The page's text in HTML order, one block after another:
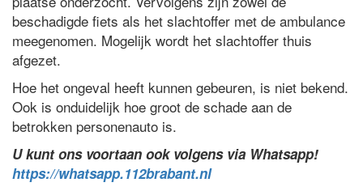
beschadigde fiets als het slachtoffer met de ambulance
meegenomen. Mogelijk wordt het slachtoffer thuis
afgezet.
Hoe het ongeval heeft kunnen gebeuren, is niet bekend.
Ook is onduidelijk hoe groot de schade aan de
betrokken personenauto is.
U kunt ons voortaan ook volgens via Whatsapp!
https://whatsapp.112brabant.nl